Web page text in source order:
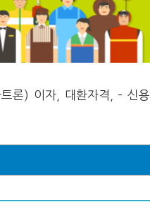
론) 이자, 대환자격, – 신